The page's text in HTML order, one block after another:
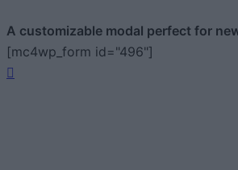
A customizable modal perfect for
[mc4wp_form id="496"]